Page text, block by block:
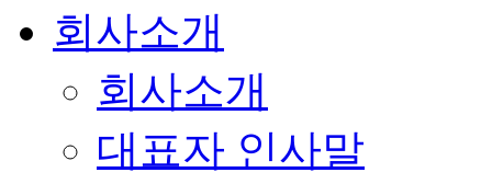
회사소개
회사소개
대표자 인사말